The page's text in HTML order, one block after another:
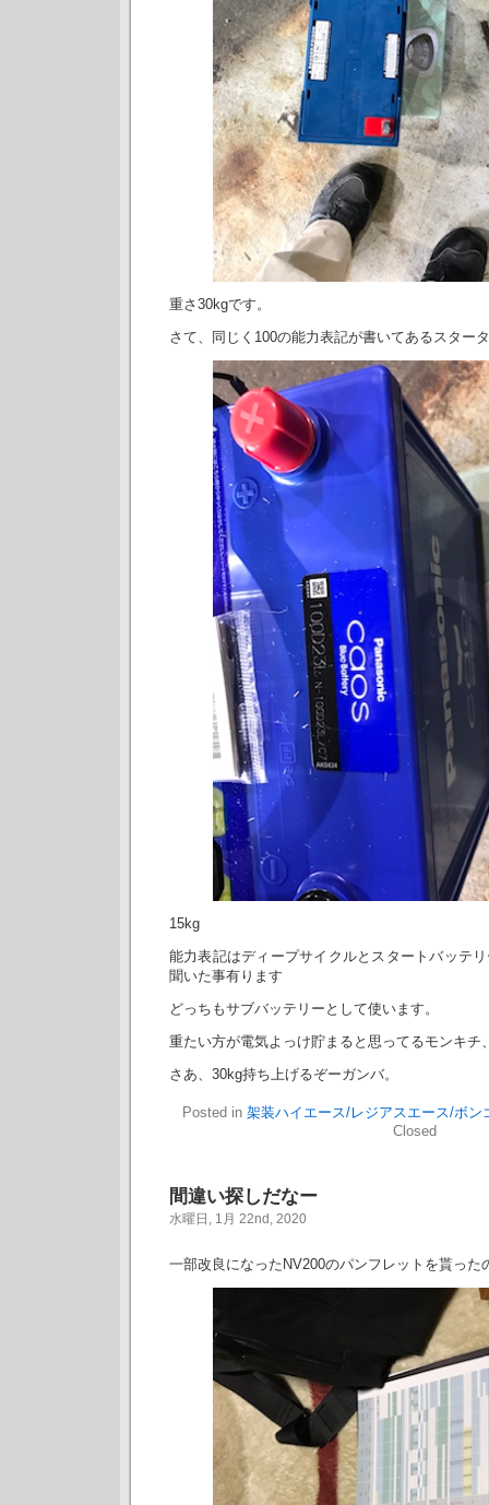
重さ30kgです。
さて、同じく100の能力表記が書いてあるスター
15kg
能力表記はディープサイクルとスタートバッテ
聞いた事有ります
どっちもサブバッテリーとして使います。
重たい方が電気よっけ貯まると思ってるモンキチ
さあ、30kg持ち上げるぞーガンバ。
Posted in 架装ハイエース/レジアスエース/ボン
Closed
間違い探しだなー
水曜日, 1月 22nd, 2020
一部改良になったNV200のパンフレットを貰った